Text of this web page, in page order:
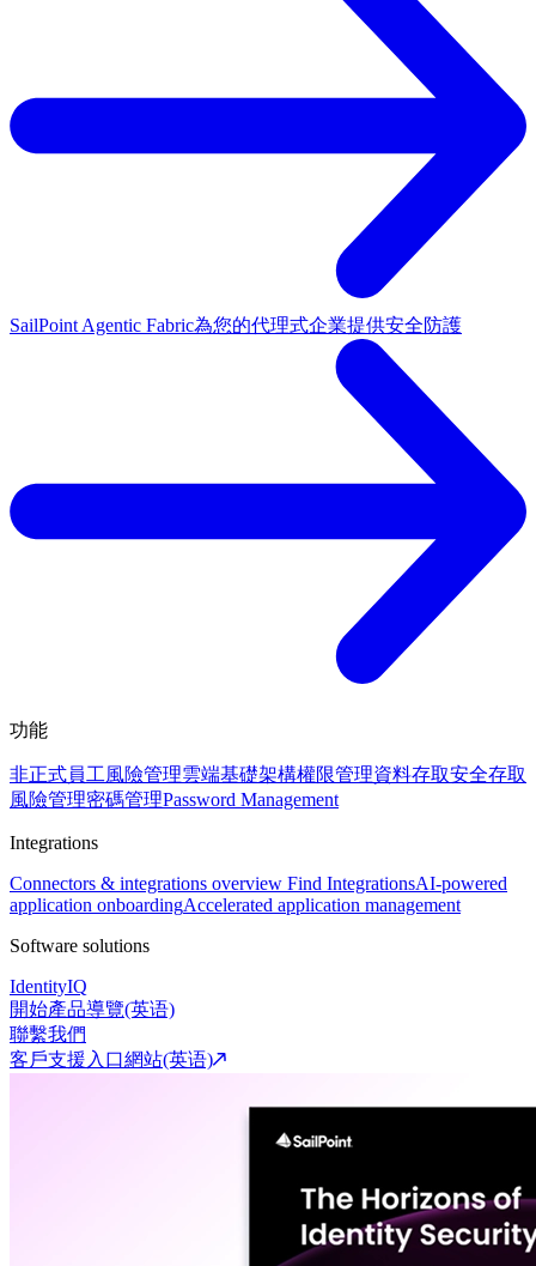
SailPoint Agentic Fabric為您的代理式企業提供安全防護
功能
非正式員工風險管理雲端基礎架構權限管理資料存取安全存取
風險管理密碼管理Password Management
Integrations
Connectors & integrations overview Find IntegrationsAI-powered
application onboardingAccelerated application management
Software solutions
IdentityIQ
開始產品導覽(英语)
聯繫我們
客戶支援入口網站(英语)